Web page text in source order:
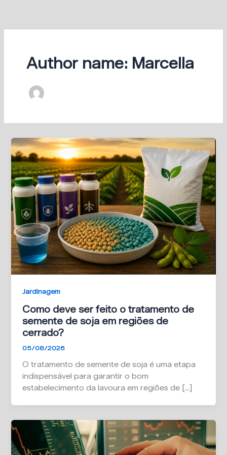
o
Author name: Marcella
Jardinagem
Como deve ser feito o tratamento de
semente de soja em regiões de
cerrado?
05/08/2026
O tratamento de semente de soja é uma etapa
indispensável para garantir o bom
estabelecimento da lavoura em regiões de […]